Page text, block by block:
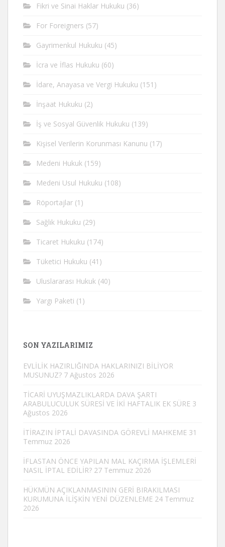
Fikri ve Sinai Haklar Hukuku (36)
For Foreigners (57)
Gayrimenkul Hukuku (45)
İcra ve İflas Hukuku (60)
İdare, Anayasa ve Vergi Hukuku (151)
İnşaat Hukuku (2)
İş ve Sosyal Güvenlik Hukuku (139)
Kişisel Verilerin Korunması Kanunu (17)
Medeni Hukuk (159)
Medeni Usul Hukuku (108)
Röportajlar (1)
Sağlık Hukuku (29)
Ticaret Hukuku (174)
Tüketici Hukuku (41)
Uluslararası Hukuk (40)
Yargı Paketi (1)
SON YAZILARIMIZ
EVLİLİK HAZIRLIĞINDA HAKLARINIZI BİLİYOR
MUSUNUZ? 7 Ağustos 2026
TİCARİ UYUŞMAZLIKLARDA DAVA ŞARTI
ARABULUCULUK SÜRESİ VE İKİ HAFTALIK EK SÜRE 3
Ağustos 2026
İTİRAZIN İPTALİ DAVASINDA GÖREVLİ MAHKEME 31
Temmuz 2026
İFLASTAN ÖNCE YAPILAN MAL KAÇIRMA İŞLEMLERİ
NASIL İPTAL EDİLİR? 27 Temmuz 2026
HÜKMÜN AÇIKLANMASININ GERİ BIRAKILMASI
KURUMUNA İLİŞKİN YENİ DÜZENLEME 24 Temmuz
2026